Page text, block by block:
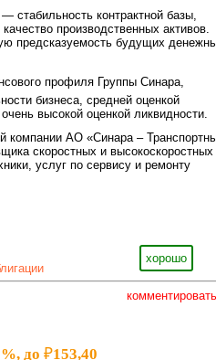
стабильность контрактной базы,
производственных активов.
предсказуемость будущих
профиля Группы Синара,
бизнеса, средней оценкой
высокой оценкой ликвидности.
компании АО «Синара –
скоростных и высокоскоростных
услуг по сервису и ремонту
хорошо
комментировать
до ₽153,40